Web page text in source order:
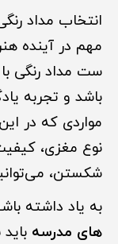
انتخاب مداد
مهم در آینده
ست مداد رنگی
باشد و تجربه
مواردی که در
نوع مغزی،
شکستن،
به یاد داشته
های مدرسه